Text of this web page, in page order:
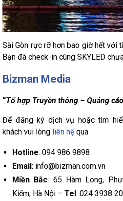
Sài Gòn rực rỡ hơn bao giờ hết với
Bạn đã check-in cùng SKYLED
Bizman Media
“Tổ hợp Truyền thông – Quảng
Để đăng ký dịch vụ hoặc tìm
khách vui lòng liên hệ qua
Hotline: 094 986 9898
Email: info@bizman.com.vn
Miền Bắc: 65 Hàm Long,
Kiếm, Hà Nội – Tel: 024 3938